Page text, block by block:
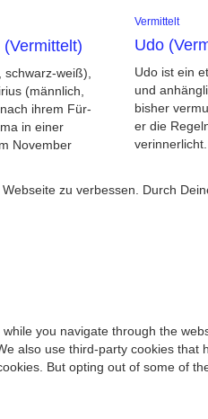
schwarz-weiß),
(männlich,
ihrem Für-
in einer
November
Vermittelt
Udo
Udo ist ein
und
bisher
er die
zu verbessen. Durch
you navigate through the
also use third-party cookies
But opting out of some of